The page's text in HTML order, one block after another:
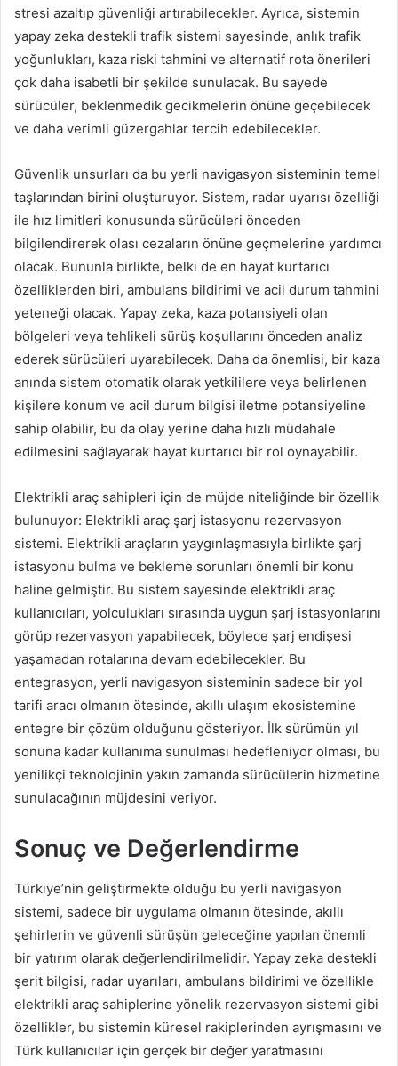
stresi azaltıp güvenliği artırabilecekler. Ayrıca, sistemin
yapay zeka destekli trafik sistemi sayesinde, anlık trafik
yoğunlukları, kaza riski tahmini ve alternatif rota önerileri
çok daha isabetli bir şekilde sunulacak. Bu sayede
sürücüler, beklenmedik gecikmelerin önüne geçebilecek
ve daha verimli güzergahlar tercih edebilecekler.
Güvenlik unsurları da bu yerli navigasyon sisteminin temel
taşlarından birini oluşturuyor. Sistem, radar uyarısı özelliği
ile hız limitleri konusunda sürücüleri önceden
bilgilendirerek olası cezaların önüne geçmelerine yardımcı
olacak. Bununla birlikte, belki de en hayat kurtarıcı
özelliklerden biri, ambulans bildirimi ve acil durum tahmini
yeteneği olacak. Yapay zeka, kaza potansiyeli olan
bölgeleri veya tehlikeli sürüş koşullarını önceden analiz
ederek sürücüleri uyarabilecek. Daha da önemlisi, bir kaza
anında sistem otomatik olarak yetkililere veya belirlenen
kişilere konum ve acil durum bilgisi iletme potansiyeline
sahip olabilir, bu da olay yerine daha hızlı müdahale
edilmesini sağlayarak hayat kurtarıcı bir rol oynayabilir.
Elektrikli araç sahipleri için de müjde niteliğinde bir özellik
bulunuyor: Elektrikli araç şarj istasyonu rezervasyon
sistemi. Elektrikli araçların yaygınlaşmasıyla birlikte şarj
istasyonu bulma ve bekleme sorunları önemli bir konu
haline gelmiştir. Bu sistem sayesinde elektrikli araç
kullanıcıları, yolculukları sırasında uygun şarj istasyonlarını
görüp rezervasyon yapabilecek, böylece şarj endişesi
yaşamadan rotalarına devam edebilecekler. Bu
entegrasyon, yerli navigasyon sisteminin sadece bir yol
tarifi aracı olmanın ötesinde, akıllı ulaşım ekosistemine
entegre bir çözüm olduğunu gösteriyor. İlk sürümün yıl
sonuna kadar kullanıma sunulması hedefleniyor olması, bu
yenilikçi teknolojinin yakın zamanda sürücülerin hizmetine
sunulacağının müjdesini veriyor.
Sonuç ve Değerlendirme
Türkiye’nin geliştirmekte olduğu bu yerli navigasyon
sistemi, sadece bir uygulama olmanın ötesinde, akıllı
şehirlerin ve güvenli sürüşün geleceğine yapılan önemli
bir yatırım olarak değerlendirilmelidir. Yapay zeka destekli
şerit bilgisi, radar uyarıları, ambulans bildirimi ve özellikle
elektrikli araç sahiplerine yönelik rezervasyon sistemi gibi
özellikler, bu sistemin küresel rakiplerinden ayrışmasını ve
Türk kullanıcılar için gerçek bir değer yaratmasını